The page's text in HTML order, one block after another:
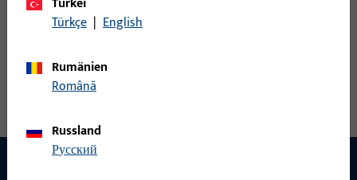
Verlängerung, Gesamtbreite 42 mm, Gesamthöhe / -tiefe 13,5
mm, Gesamtlänge 6.700 mm
Türkçe | English
Rumänien
Română
Russland
русский